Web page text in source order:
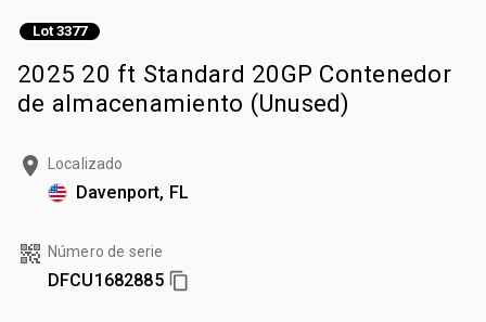
Lot 3377
2025 20 ft Standard 20GP Contenedor
de almacenamiento (Unused)
Localizado
Davenport, FL
Número de serie
DFCU1682885